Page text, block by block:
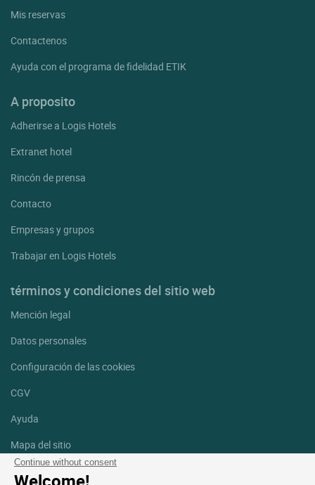
Continue without consent
Mis reservas
Contactenos
Ayuda con el programa de fidelidad ETIK
A proposito
Adherirse a Logis Hotels
Extranet hotel
Rincón de prensa
Contacto
Empresas y grupos
Trabajar en Logis Hotels
términos y condiciones del sitio web
Mención legal
Datos personales
Configuración de las cookies
CGV
Ayuda
Mapa del sitio
Créditos